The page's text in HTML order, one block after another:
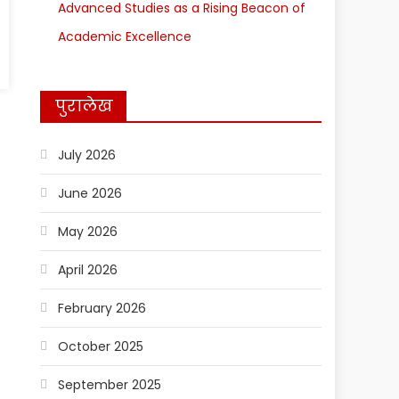
Advanced Studies as a Rising Beacon of
Academic Excellence
पुरालेख
July 2026
June 2026
May 2026
April 2026
February 2026
October 2025
September 2025